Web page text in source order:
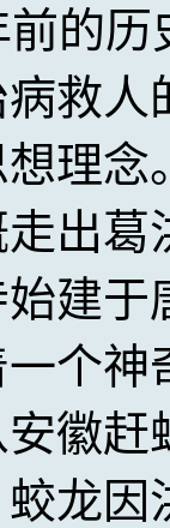
前的
救
理念
出
建于
个
徽
龙